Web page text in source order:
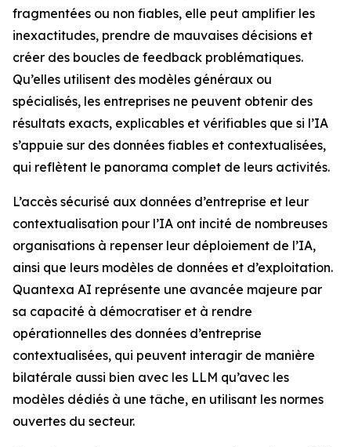
fragmentées ou non fiables, elle peut amplifier les
inexactitudes, prendre de mauvaises décisions et
créer des boucles de feedback problématiques.
Qu’elles utilisent des modèles généraux ou
spécialisés, les entreprises ne peuvent obtenir des
résultats exacts, explicables et vérifiables que si l’IA
s’appuie sur des données fiables et contextualisées,
qui reflètent le panorama complet de leurs activités.
L’accès sécurisé aux données d’entreprise et leur
contextualisation pour l’IA ont incité de nombreuses
organisations à repenser leur déploiement de l’IA,
ainsi que leurs modèles de données et d’exploitation.
Quantexa AI représente une avancée majeure par
sa capacité à démocratiser et à rendre
opérationnelles des données d’entreprise
contextualisées, qui peuvent interagir de manière
bilatérale aussi bien avec les LLM qu’avec les
modèles dédiés à une tâche, en utilisant les normes
ouvertes du secteur.